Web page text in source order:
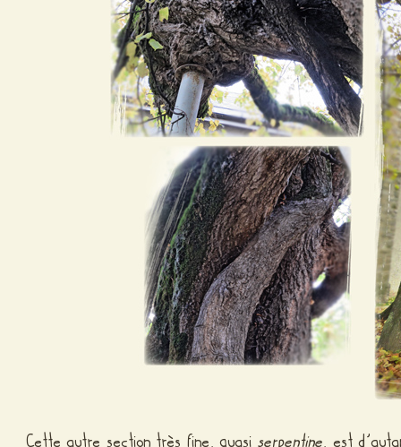
Cette autre section très fine, quasiserpentine, est